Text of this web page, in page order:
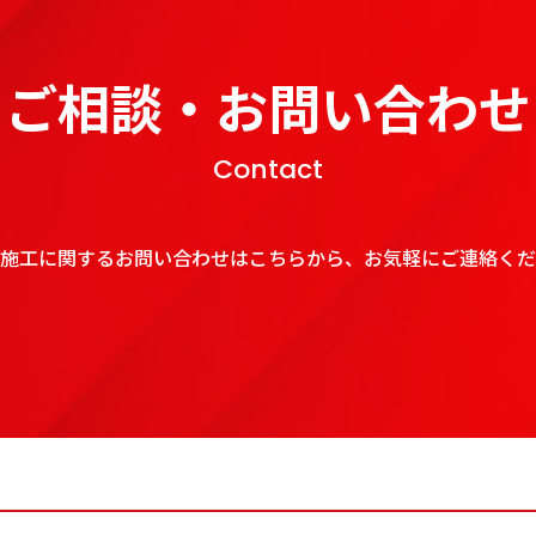
ご相談・お問い合わせ
Contact
工に関するお問い合わせはこちらから、お気軽にご連絡く